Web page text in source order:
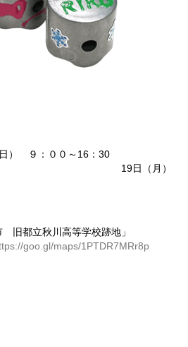
） ９：００～16：30
（月）
旧都立秋川高等学校跡地」
goo.gl/maps/1PTDR7MRr8p